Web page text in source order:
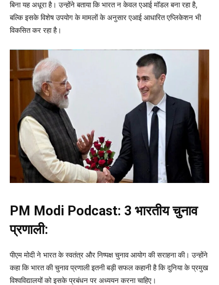
बिना यह अधूरा है। उन्होंने बताया कि भारत न केवल एआई मॉडल बना रहा है,
बल्कि इसके विशेष उपयोग के मामलों के अनुसार एआई आधारित एप्लिकेशन भी
विकसित कर रहा है।
PM Modi Podcast: 3 भारतीय चुनाव
प्रणाली:
पीएम मोदी ने भारत के स्वतंत्र और निष्पक्ष चुनाव आयोग की सराहना की। उन्होंने
कहा कि भारत की चुनाव प्रणाली इतनी बड़ी सफल कहानी है कि दुनिया के प्रमुख
विश्वविद्यालयों को इसके प्रबंधन पर अध्ययन करना चाहिए।